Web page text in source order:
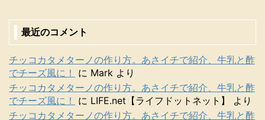
最近のコメント
チッコカタメターノの作り方。あさイチで紹介、牛乳と酢
でチーズ風に！
に Mark より
チッコカタメターノの作り方。あさイチで紹介、牛乳と酢
でチーズ風に！
に LIFE.net【ライフドットネット】
より
チッコカタメターノの作り方。あさイチで紹介、牛乳と酢